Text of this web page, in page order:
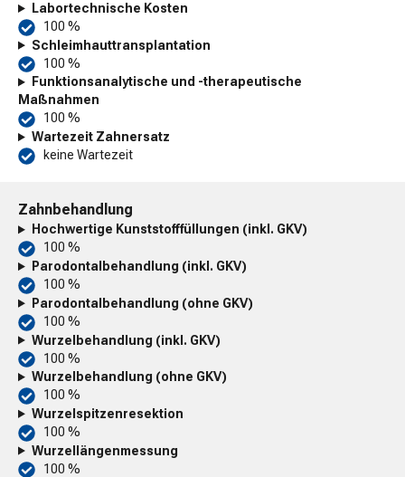
Labortechnische Kosten
100 %
Schleimhauttransplantation
100 %
Funktionsanalytische und -therapeutische
Maßnahmen
100 %
Wartezeit Zahnersatz
keine Wartezeit
Zahnbehandlung
Hochwertige Kunststofffüllungen (inkl. GKV)
100 %
Parodontalbehandlung (inkl. GKV)
100 %
Parodontalbehandlung (ohne GKV)
100 %
Wurzelbehandlung (inkl. GKV)
100 %
Wurzelbehandlung (ohne GKV)
100 %
Wurzelspitzenresektion
100 %
Wurzellängenmessung
100 %